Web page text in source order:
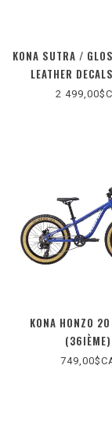
KONA SUTRA /
LEATHER
2
KONA HONZO
(36IÈME)